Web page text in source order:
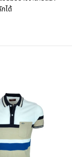
ได้
นการปกป้องสีผ้าไม่
นสิ่งที่ขาดไม่ได้เลย
กลับมาเรียบเนียบ
งโดยอัตโนมัติ. ให้
อไม่ให้ผ้าขึ้นเงา